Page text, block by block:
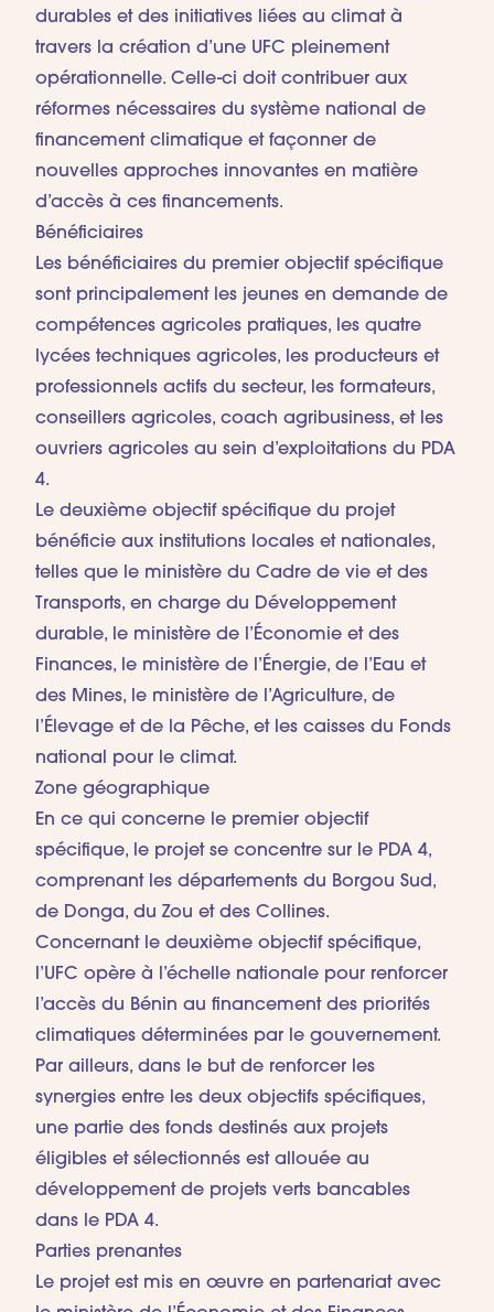
durables et des initiatives liées au climat à
travers la création d’une UFC pleinement
opérationnelle. Celle-ci doit contribuer aux
réformes nécessaires du système national de
financement climatique et façonner de
nouvelles approches innovantes en matière
d’accès à ces financements.
Bénéficiaires
Les bénéficiaires du premier objectif spécifique
sont principalement les jeunes en demande de
compétences agricoles pratiques, les quatre
lycées techniques agricoles, les producteurs et
professionnels actifs du secteur, les formateurs,
conseillers agricoles, coach agribusiness, et les
ouvriers agricoles au sein d’exploitations du PDA
4.
Le deuxième objectif spécifique du projet
bénéficie aux institutions locales et nationales,
telles que le ministère du Cadre de vie et des
Transports, en charge du Développement
durable, le ministère de l’Économie et des
Finances, le ministère de l’Énergie, de l’Eau et
des Mines, le ministère de l’Agriculture, de
l’Élevage et de la Pêche, et les caisses du Fonds
national pour le climat.
Zone géographique
En ce qui concerne le premier objectif
spécifique, le projet se concentre sur le PDA 4,
comprenant les départements du Borgou Sud,
de Donga, du Zou et des Collines.
Concernant le deuxième objectif spécifique,
l’UFC opère à l’échelle nationale pour renforcer
l’accès du Bénin au financement des priorités
climatiques déterminées par le gouvernement.
Par ailleurs, dans le but de renforcer les
synergies entre les deux objectifs spécifiques,
une partie des fonds destinés aux projets
éligibles et sélectionnés est allouée au
développement de projets verts bancables
dans le PDA 4.
Parties prenantes
Le projet est mis en œuvre en partenariat avec